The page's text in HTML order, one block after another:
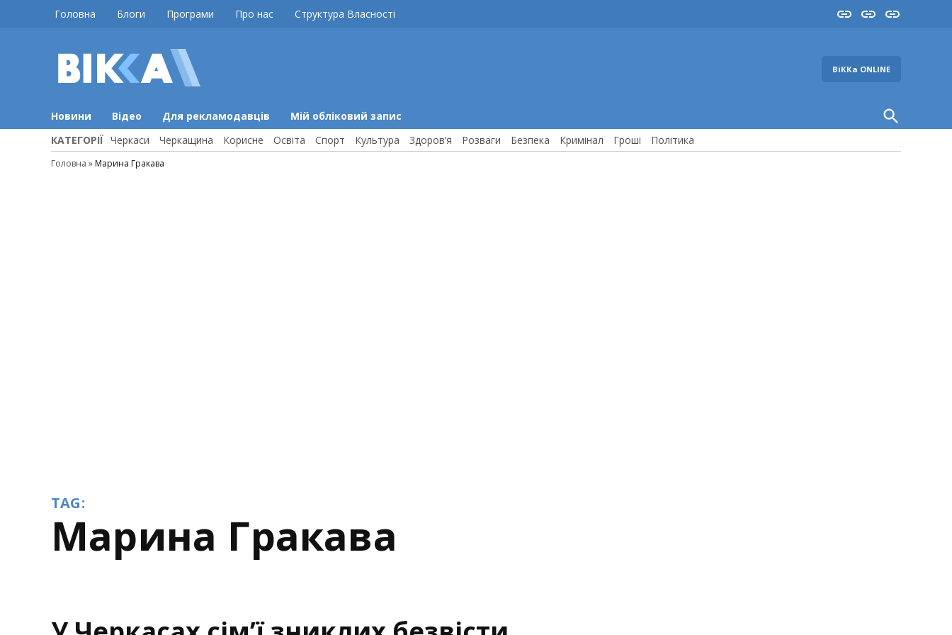
Головна Блоги Програми Про нас Структура Власності InstaYouTube
FB
ВіККа ONLINE
Новини Відео Для рекламодавців Мій обліковий запис
Open
Search
КАТЕГОРІЇ Черкаси Черкащина Корисне Освіта Спорт Культура Здоров’я Розваги Безпека Кримінал Гроші Політика
Головна » Марина Гракава
TAG:
Марина Гракава